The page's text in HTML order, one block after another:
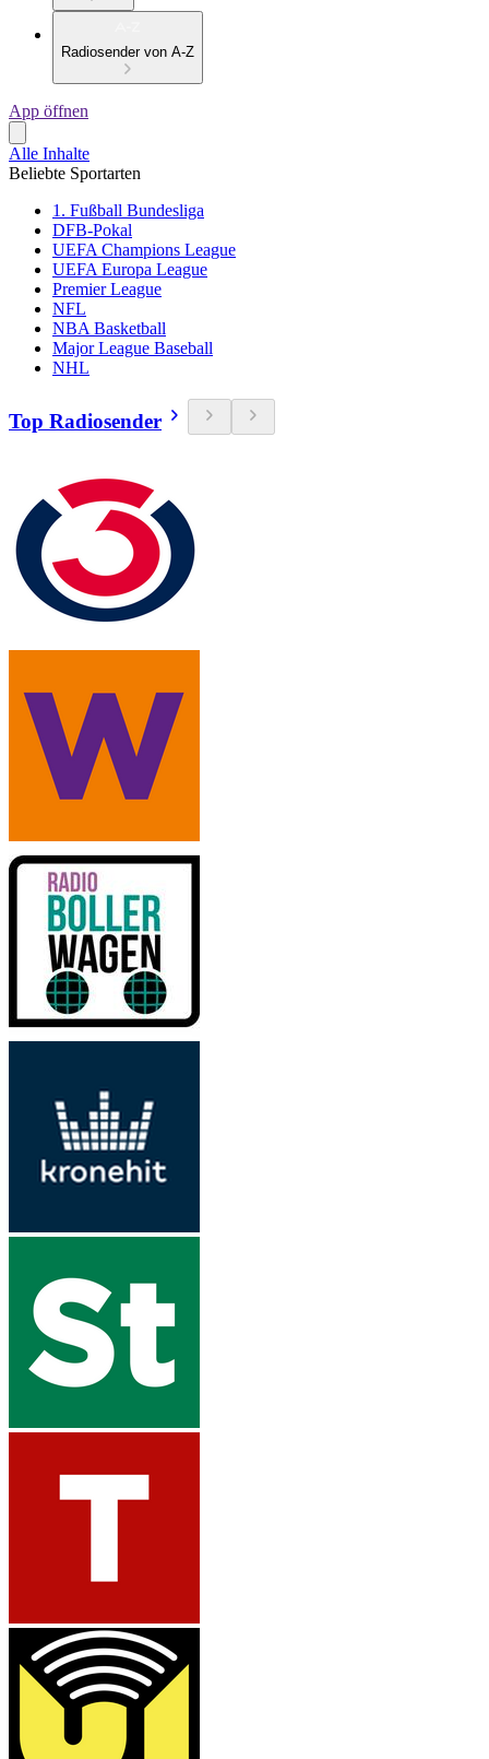
Radiosender von A-Z
App öffnen
Alle Inhalte
Beliebte Sportarten
1. Fußball Bundesliga
DFB-Pokal
UEFA Champions League
UEFA Europa League
Premier League
NFL
NBA Basketball
Major League Baseball
NHL
Top Radiosender